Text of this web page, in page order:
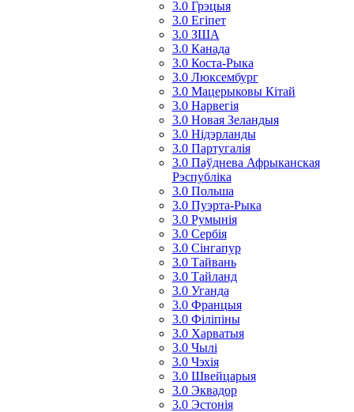
3.0 Грэцыя
3.0 Егіпет
3.0 ЗША
3.0 Канада
3.0 Коста-Рыка
3.0 Люксембург
3.0 Мацерыковы Кітай
3.0 Нарвегія
3.0 Новая Зеландыя
3.0 Нідэрланды
3.0 Партугалія
3.0 Паўднева Афрыканская
Рэспубліка
3.0 Польша
3.0 Пуэрта-Рыка
3.0 Румынія
3.0 Сербія
3.0 Сінгапур
3.0 Тайвань
3.0 Тайланд
3.0 Уганда
3.0 Францыя
3.0 Філіпіны
3.0 Харватыя
3.0 Чылі
3.0 Чэхія
3.0 Швейцарыя
3.0 Эквадор
3.0 Эстонія